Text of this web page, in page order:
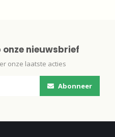
nieuwsbrief
onze laatste acties
Abonneer